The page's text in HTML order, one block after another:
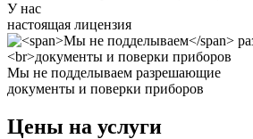
У нас
настоящая лицензия
Мы не подделываем разрешающие
документы и поверки приборов
Цены на услуги